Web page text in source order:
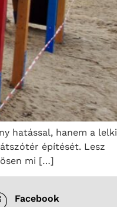
hatással, hanem a lelki
építését. Lesz
mi […]
Facebook